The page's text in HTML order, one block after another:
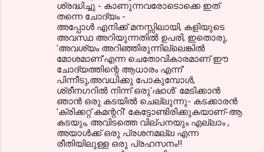
ശ്രദ്ധിച്ചു - കാണുന്നവരോടൊക്കെ ഇത്
തന്നെ ചോദ്യം -
അപ്പോൾ എനിക്ക് മനസ്സിലായി, കളിയുടെ
അവസ്ഥ അറിയുന്നതിൽ ഉപരി, ഇതൊരു,
'അവശ്യം അറിഞ്ഞിരുന്നില്ലെങ്കിൽ
മോശമാണ്'എന്ന ചെതോവികാരമാണ് ഈ
ചോദ്യത്തിന്റെ ആധാരം എന്ന്'
പിന്നീടു,അവധിക്കു പോകുമ്പോൾ,
ശ്രീനഗറിൽ നിന്ന് ഒരു'ഷാൾ' മേടിക്കാൻ
ഞാൻ ഒരു കടയിൽ ചെല്ലുന്നു- കടക്കാരൻ
'ക്രിക്കറ്റ് കമന്ററി' കേട്ടോണ്ടിരിക്കുകയാണ്-ആ
കടയും, അവിടത്തെ വില്പനയും എല്ലാം ,
അയാൾക്ക്‌ ഒരു പ്രശനമല്ല എന്ന
രീതിയിലുള്ള ഒരു പ്രഹസനം!!